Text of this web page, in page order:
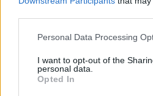
Personal Data Processing
I want to opt-out of the
personal data.
Opted In